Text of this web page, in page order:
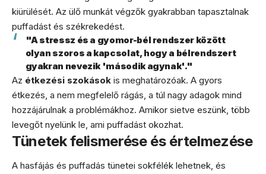
kiürülését. Az ülő munkát végzők gyakrabban tapasztalnak
puffadást és székrekedést.
"A stressz és a gyomor-bél rendszer között
olyan szoros a kapcsolat, hogy a bélrendszert
gyakran nevezik 'második agynak'."
Az étkezési szokások is meghatározóak. A gyors
étkezés, a nem megfelelő rágás, a túl nagy adagok mind
hozzájárulnak a problémákhoz. Amikor sietve eszünk, több
levegőt nyelünk le, ami puffadást okozhat.
Tünetek felismerése és értelmezése
A hasfájás és puffadás tünetei sokfélék lehetnek, és